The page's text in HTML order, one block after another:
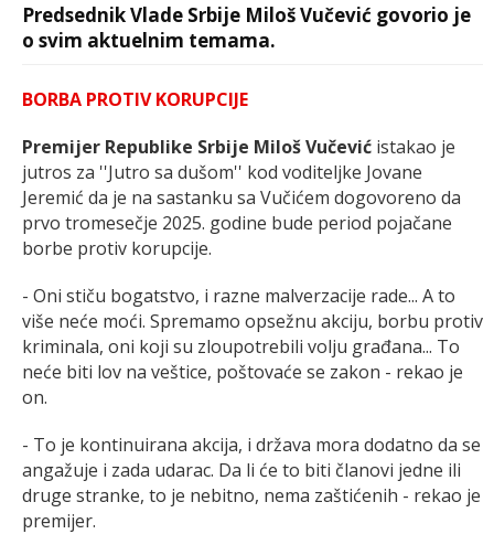
Predsednik Vlade Srbije Miloš Vučević govorio je
o svim aktuelnim temama.
BORBA PROTIV KORUPCIJE
Premijer Republike Srbije Miloš Vučević istakao je
jutros za ''Jutro sa dušom'' kod voditeljke Jovane
Jeremić da je na sastanku sa Vučićem dogovoreno da
prvo tromesečje 2025. godine bude period pojačane
borbe protiv korupcije.
- Oni stiču bogatstvo, i razne malverzacije rade... A to
više neće moći. Spremamo opsežnu akciju, borbu protiv
kriminala, oni koji su zloupotrebili volju građana... To
neće biti lov na veštice, poštovaće se zakon - rekao je
on.
- To je kontinuirana akcija, i država mora dodatno da se
angažuje i zada udarac. Da li će to biti članovi jedne ili
druge stranke, to je nebitno, nema zaštićenih - rekao je
premijer.